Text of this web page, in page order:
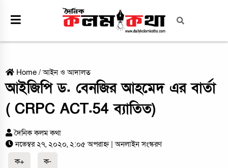
Home /আইন ও আদালত
আইজিপি ড. বেনজির আহমেদ এর বার্তা
( CRPC ACT.54 ব্যাতিত)
দৈনিক কলম কথা
নভেম্বর ২৭, ২০২০, ২:০৫ অপরাহ্ন | অনলাইন সংস্করণ
ক+
ক-